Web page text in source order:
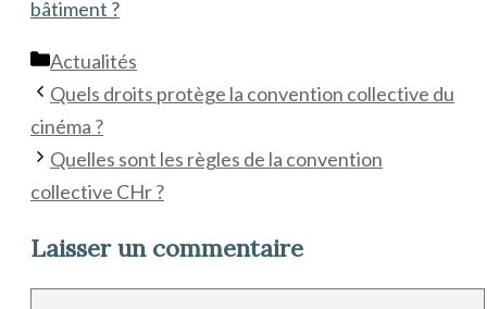
bâtiment ?
Catégories
Actualités
Quels droits protège la convention collective du
cinéma ?
Quelles sont les règles de la convention
collective CHr ?
Laisser un commentaire